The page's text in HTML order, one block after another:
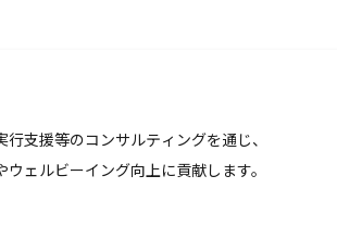
支援等のコンサルティングを通じ、
ェルビーイング向上に貢献します。